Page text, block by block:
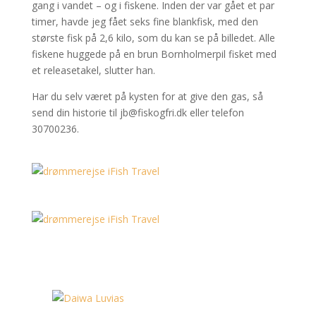
gang i vandet – og i fiskene. Inden der var gået et par
timer, havde jeg fået seks fine blankfisk, med den
største fisk på 2,6 kilo, som du kan se på billedet. Alle
fiskene huggede på en brun Bornholmerpil fisket med
et releasetakel, slutter han.
Har du selv været på kysten for at give den gas, så
send din historie til jb@fiskogfri.dk eller telefon
30700236.